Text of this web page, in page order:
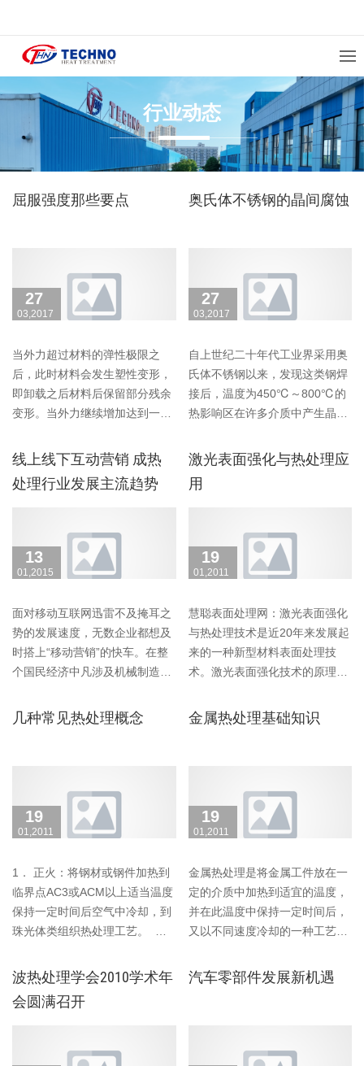
行业动态
屈服强度那些要点
27
03,2017
当外力超过材料的弹性极限之
后，此时材料会发生塑性变形，
即卸载之后材料后保留部分残余
变形。当外力继续增加达到一定
奥氏体不锈钢的晶间腐蚀
27
03,2017
自上世纪二十年代工业界采用奥
氏体不锈钢以来，发现这类钢焊
接后，温度为450℃～800℃的
热影响区在许多介质中产生晶间
线上线下互动营销 成热
处理行业发展主流趋势
13
01,2015
面对移动互联网迅雷不及掩耳之
势的发展速度，无数企业都想及
时搭上“移动营销”的快车。在整
个国民经济中凡涉及机械制造的
激光表面强化与热处理应
用
19
01,2011
慧聪表面处理网：激光表面强化
与热处理技术是近20年来发展起
来的一种新型材料表面处理技
术。激光表面强化技术的原理是
几种常见热处理概念
19
01,2011
1． 正火：将钢材或钢件加热到
临界点AC3或ACM以上适当温度
保持一定时间后空气中冷却，到
珠光体类组织热处理工艺。
金属热处理基础知识
19
01,2011
金属热处理是将金属工件放在一
定的介质中加热到适宜的温度，
并在此温度中保持一定时间后，
又以不同速度冷却的一种工艺。
波热处理学会2010学术年
会圆满召开
汽车零部件发展新机遇